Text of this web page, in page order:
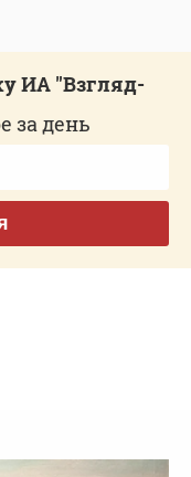
ИА "Взгляд-
за день